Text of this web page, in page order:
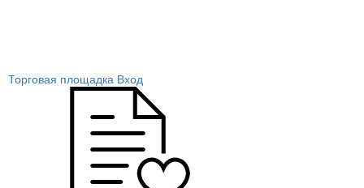
Торговая площадка Вход